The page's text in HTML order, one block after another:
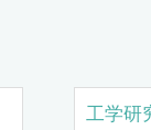
工学研